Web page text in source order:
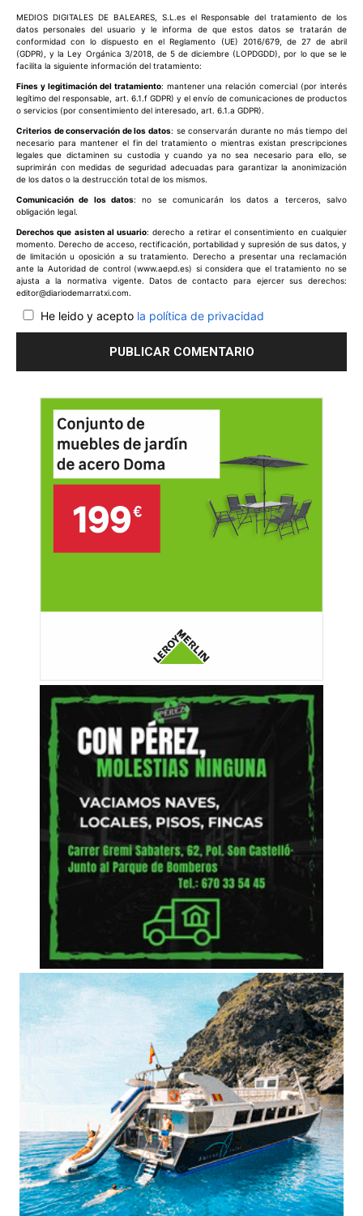
MEDIOS DIGITALES DE BALEARES, S.L.es el Responsable del tratamiento de los
datos personales del usuario y le informa de que estos datos se tratarán de
conformidad con lo dispuesto en el Reglamento (UE) 2016/679, de 27 de abril
(GDPR), y la Ley Orgánica 3/2018, de 5 de diciembre (LOPDGDD), por lo que se le
facilita la siguiente información del tratamiento:
Fines y legitimación del tratamiento: mantener una relación comercial (por interés
legítimo del responsable, art. 6.1.f GDPR) y el envío de comunicaciones de productos
o servicios (por consentimiento del interesado, art. 6.1.a GDPR).
Criterios de conservación de los datos: se conservarán durante no más tiempo del
necesario para mantener el fin del tratamiento o mientras existan prescripciones
legales que dictaminen su custodia y cuando ya no sea necesario para ello, se
suprimirán con medidas de seguridad adecuadas para garantizar la anonimización
de los datos o la destrucción total de los mismos.
Comunicación de los datos: no se comunicarán los datos a terceros, salvo
obligación legal.
Derechos que asisten al usuario: derecho a retirar el consentimiento en cualquier
momento. Derecho de acceso, rectificación, portabilidad y supresión de sus datos, y
de limitación u oposición a su tratamiento. Derecho a presentar una reclamación
ante la Autoridad de control (www.aepd.es) si considera que el tratamiento no se
ajusta a la normativa vigente. Datos de contacto para ejercer sus derechos:
editor@diariodemarratxi.com.
He leido y acepto la política de privacidad